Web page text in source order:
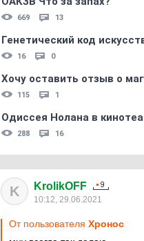
669 13
Генетический код
16 0
Хочу оставить отзыв о
115 1
Одиссея Нолана в
288 16
K KrolikOFF
10:12, 29.06.2021
От пользователя Хронос